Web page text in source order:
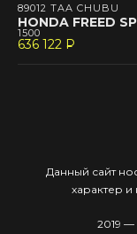
89012 TAA CHUBU
HONDA FREED
1500
636 122 P
--
Данный сайт
характер
2019